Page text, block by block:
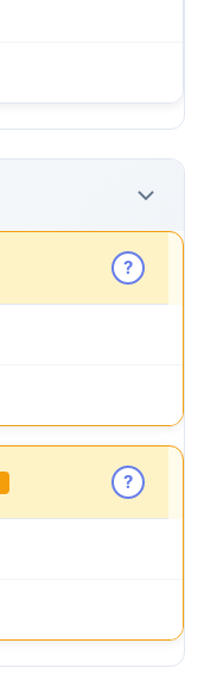
?
?